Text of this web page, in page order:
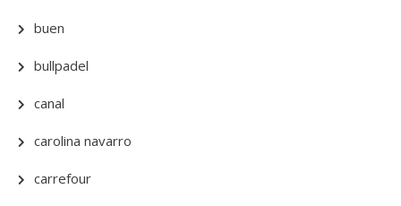
buen
bullpadel
canal
carolina navarro
carrefour